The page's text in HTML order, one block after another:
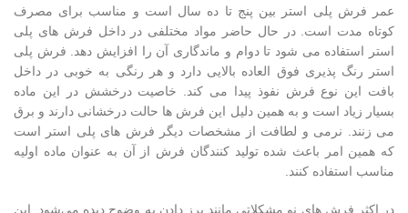
عمر فرش پلی استر بین پنج تا ده سال است و مناسب برای مصرف
کوتاه مدت است. در حال حاضر مواد مختلفی در داخل فرش های پلی
استر استفاده می شود تا دوام و ماندگاری آن را افزایش دهد. فرش پلی
استر رنگ پذیری فوق العاده بالایی دارد و هر رنگی به خوبی در داخل
بافت این نوع فرش نفوذ پیدا می کند. خاصیت درخشش در این ماده
بسیار زیاد است و به همین دلیل این فرش ها حالت درخشانی دارند و برق
می زنند. نرمی و لطافت از مشخصات دیگر فرش های پلی استر است
که همین امر باعث شده تولید کنندگان فرش از آن به عنوان ماده اولیه
مناسب استفاده کنند.
در اکثر فرش های نو مشکلاتی مانند پرز دادن به وضوح دیده می‌شود. این